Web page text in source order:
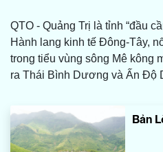
QTO - Quảng Trị là tỉnh “đầu
Hành lang kinh tế Ðông-Tây,
trong tiểu vùng sông Mê kông
ra Thái Bình Dương và Ấn Ðộ
Trị biến hành lang giao thông
nhằm khai thác tối đa các dư
cảng biển, dịch vụ logistics và
Bản